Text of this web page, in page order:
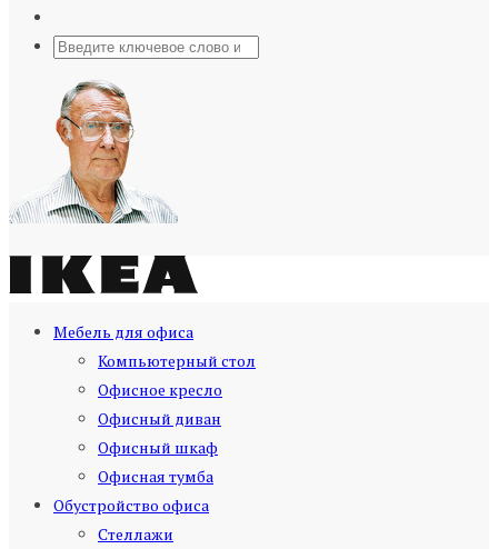
Мебель для офиса
Компьютерный стол
Офисное кресло
Офисный диван
Офисный шкаф
Офисная тумба
Обустройство офиса
Стеллажи